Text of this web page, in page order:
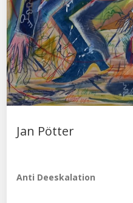
Jan Pötter
Anti Deeskalation